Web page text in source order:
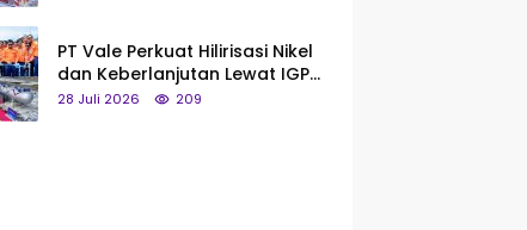
PT Vale Perkuat Hilirisasi Nikel
dan Keberlanjutan Lewat IGP
Morowali
28 Juli 2026 209